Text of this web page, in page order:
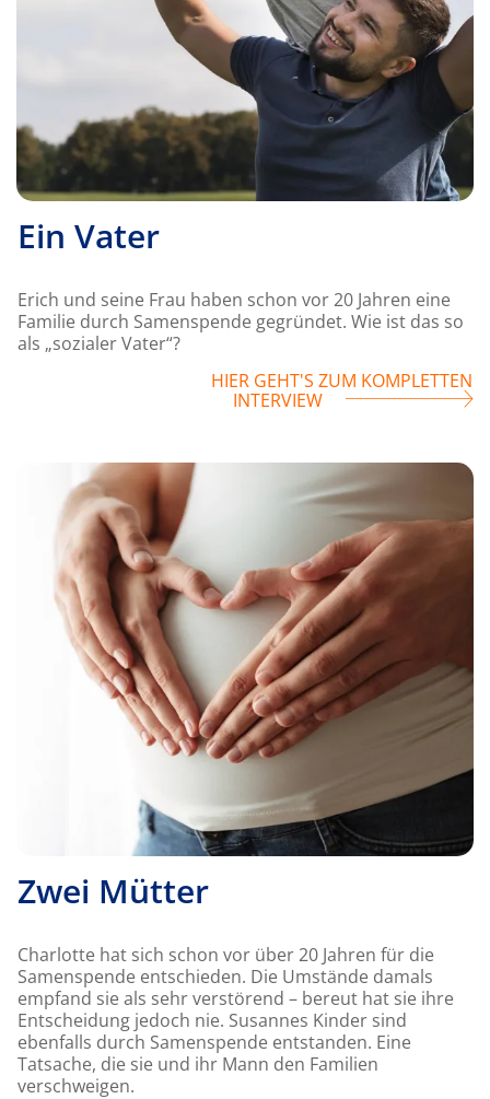
Ein Vater
Erich und seine Frau haben schon vor 20 Jahren eine
Familie durch Samenspende gegründet. Wie ist das so
als „sozialer Vater“?
HIER GEHT'S ZUM KOMPLETTEN
INTERVIEW
Zwei Mütter
Charlotte hat sich schon vor über 20 Jahren für die
Samenspende entschieden. Die Umstände damals
empfand sie als sehr verstörend – bereut hat sie ihre
Entscheidung jedoch nie. Susannes Kinder sind
ebenfalls durch Samenspende entstanden. Eine
Tatsache, die sie und ihr Mann den Familien
verschweigen.